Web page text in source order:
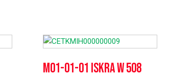
M01-01-01 ISKRA W 508